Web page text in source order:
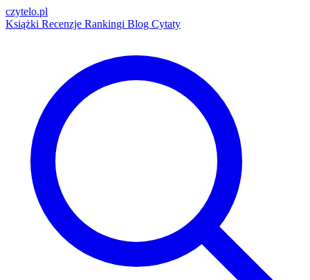
czytelo.pl
Książki Recenzje Rankingi Blog Cytaty